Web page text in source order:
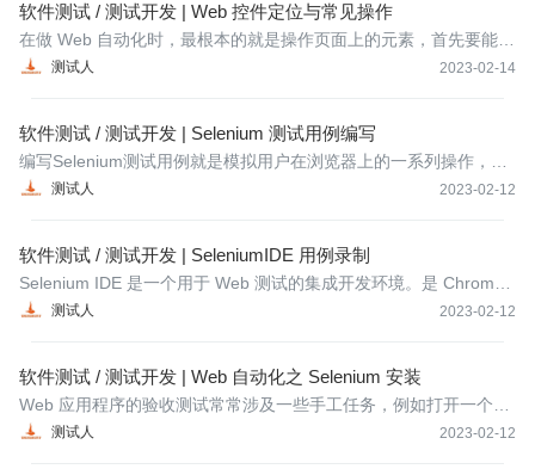
软件测试 / 测试开发 | Web 控件定位与常见操作
测试人 2023-02-14
在做 Web 自动化时，最根本的就是操作页面上的元素，首先要能找
到这些元素，然后才能操作这些元素。工具或代码无法像测试人员
软件测试 / 测试开发 | Selenium 测试用例编写
测试人 2023-02-12
编写Selenium测试用例就是模拟用户在浏览器上的一系列操作，通
过脚本来完成自动化测试。
软件测试 / 测试开发 | SeleniumIDE 用例录制
测试人 2023-02-12
Selenium IDE 是一个用于 Web 测试的集成开发环境。是 Chrome
和 Firefox 的插件，可以记录和回放与浏览器的交互过程。
软件测试 / 测试开发 | Web 自动化之 Selenium 安装
测试人 2023-02-12
Web 应用程序的验收测试常常涉及一些手工任务，例如打开一个浏
览器，并执行一个测试用例中所描述的操作。但是手工执行的任务